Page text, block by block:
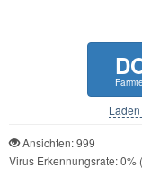
Ansichten: 999
Virus Erkennungsrate:0% (